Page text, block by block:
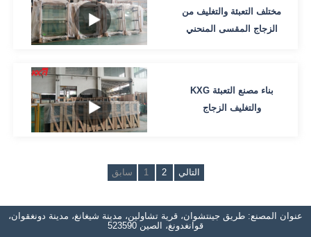
مختلف التعبئة والتغليف من
الزجاج المقسى المنحني
KXG بناء مصنع التعبئة
والتغليف الزجاج
سابق 1 2 التالي
عنوان المصنع: طريق جينتشوان، قرية تشاولين، مدينة شيغانغ، مدينة دونغقوان،
قوانغدونغ، الصين 523590